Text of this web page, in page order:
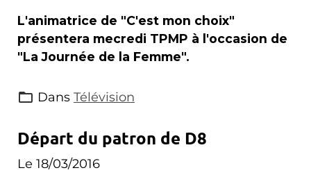
L'animatrice de "C'est mon choix"
présentera mecredi TPMP à l'occasion de
"La Journée de la Femme".
Dans Télévision
Départ du patron de D8
Le 18/03/2016